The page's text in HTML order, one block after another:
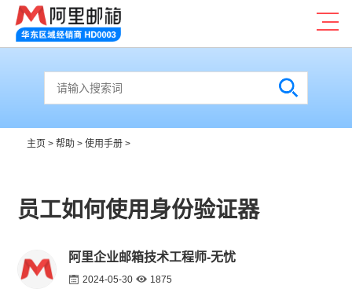
主页 > 帮助> 使用手册>
员工如何使用身份验证器
阿里企业邮箱技术工程师-无忧
2024-05-30 1875